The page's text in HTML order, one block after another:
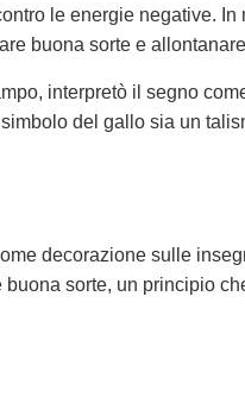
le energie negative.
buona sorte e
interpretò il segno
del gallo sia un
decorazione sulle
sorte, un principio